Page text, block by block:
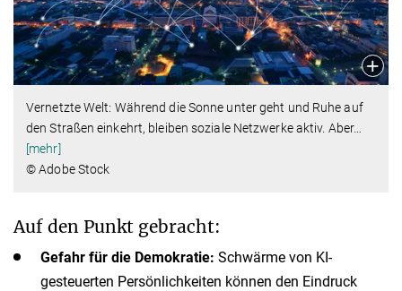
Vernetzte Welt: Während die Sonne unter geht und Ruhe auf
den Straßen einkehrt, bleiben soziale Netzwerke aktiv. Aber…
[mehr]
© Adobe Stock
Auf den Punkt gebracht:
Gefahr für die Demokratie: Schwärme von KI-
gesteuerten Persönlichkeiten können den Eindruck